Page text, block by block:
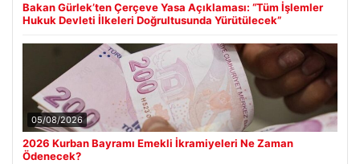
Bakan Gürlek’ten Çerçeve Yasa Açıklaması: “Tüm İşlemler
Hukuk Devleti İlkeleri Doğrultusunda Yürütülecek”
05/08/2026
2026 Kurban Bayramı Emekli İkramiyeleri Ne Zaman
Ödenecek?